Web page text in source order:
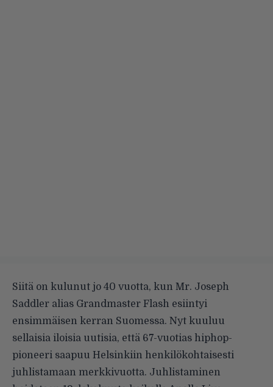
Siitä on kulunut jo 40 vuotta, kun Mr. Joseph
Saddler alias Grandmaster Flash esiintyi
ensimmäisen kerran Suomessa. Nyt kuuluu
sellaisia iloisia uutisia, että 67-vuotias hiphop-
pioneeri saapuu Helsinkiin henkilökohtaisesti
juhlistamaan merkkivuotta. Juhlistaminen